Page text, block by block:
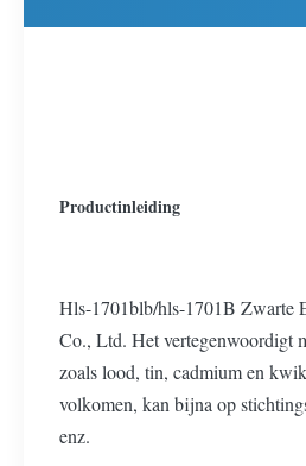
Productinleiding
Hls-1701blb/hls-1701B Zwarte
Co., Ltd. Het vertegenwoordigt
zoals lood, tin, cadmium en
volkomen, kan bijna op
enz.